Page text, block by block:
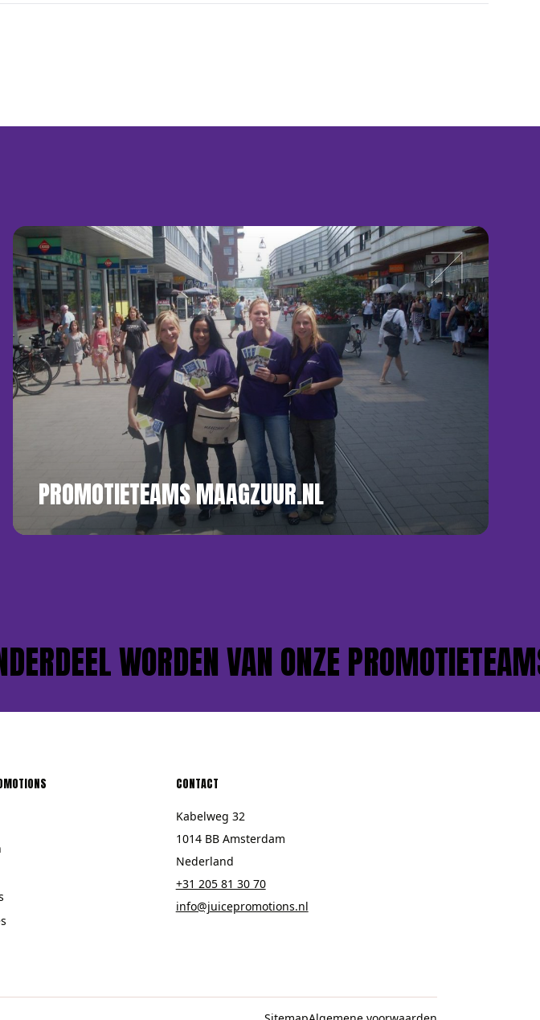
PROMOTIETEAMS MAAGZUUR.NL
WORDEN VAN ONZE PROMOTIETEAMS?
CONTACT
Kabelweg 32
1014 BB Amsterdam
Nederland
+31 205 81 30 70
info@juicepromotions.nl